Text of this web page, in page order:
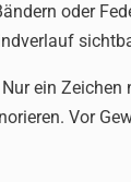
oder
Nur ein Zeichen
Vor